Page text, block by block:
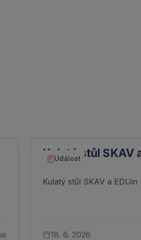
Událost
Kulatý stůl SKAV
Kulatý stůl SKAV a EDUin
18. 6. 2026